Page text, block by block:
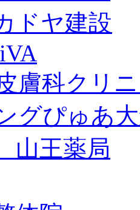
ドヤ建設
膚科クリ
グぴゅあ
山王薬局